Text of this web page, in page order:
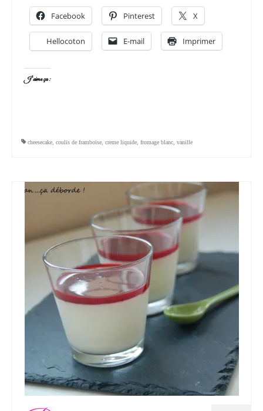
Facebook Pinterest X
Hellocoton E-mail Imprimer
J’aime ça :
cheesecake coulis de framboise creme liquide fromage blanc vanille